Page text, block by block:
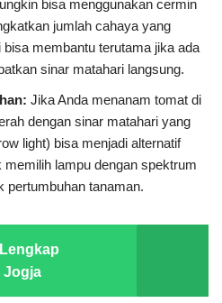
bisa menggunakan cermin
jumlah cahaya yang
membantu terutama jika ada
sinar matahari langsung.
Jika Anda menanam tomat di
dengan sinar matahari yang
light) bisa menjadi alternatif
lampu dengan spektrum
pertumbuhan tanaman.
Jogja